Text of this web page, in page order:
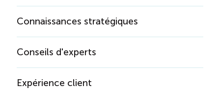
Connaissances stratégiques
Conseils d'experts
Expérience client